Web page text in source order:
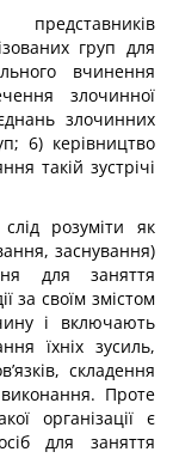
представників
груп для
вчинення
злочинної
злочинних
6) керівництво
такій зустрічі
розуміти як
заснування)
для заняття
за своїм змістом
і включають
їхніх зусиль,
складення
Проте
організації є
для заняття